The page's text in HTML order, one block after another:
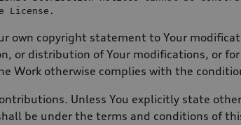
own copyright statement to Your
or distribution of Your modifications, or
Work otherwise complies with the
Unless You explicitly state
be under the terms and conditions of